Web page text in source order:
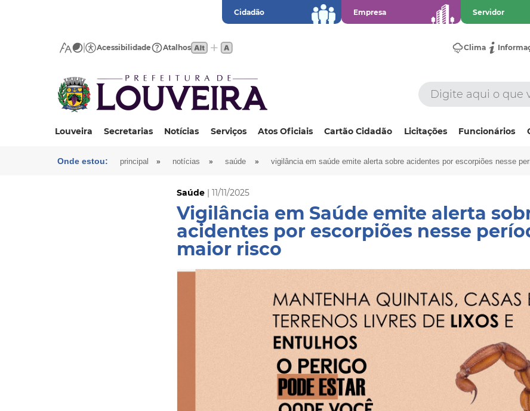
Cidadão Empresa Servidor
Acessibilidade Atalhos Clima
Louveira Secretarias Notícias Serviços Atos Oficiais Cartão Cidadão Licitações Funcionários
Onde estou: principal » notícias » saúde » vigilância em saúde emite alerta sobre acidentes por escorpiões nesse
Saúde | 11/11/2025
Vigilância em Saúde emite alerta
acidentes por escorpiões nesse
maior risco